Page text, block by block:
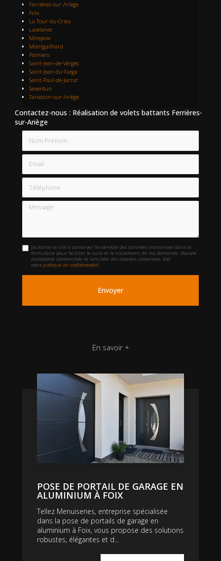
Ferrières-sur-Ariège
Foix
La Tour-du-Crieu
Lavelanet
Mirepoix
Montgailhard
Pamiers
Saint-Jean-de-Verges
Saint-Jean-du-Falga
Saint-Paul-de-Jarrat
Saverdun
Tarascon-sur-Ariège
Contactez-nous : Réalisation de volets battants Ferrières-
sur-Ariège
Email
Téléphone
Message
J'autorise ce site à conserver l'ensemble des données transmises dans ce
formulaire pour faciliter le suivi et le traitement de ma demande.(Aucune
exploitation commerciale ne sera faite des données conservées. Voir
notrepolitique de confidentialité)
En savoir +
POSE DE PORTAIL DE GARAGE EN
ALUMINIUM À FOIX
Tellez Menuiseries, entreprise spécialisée
dans la pose de portails de garage en
aluminium à Foix, vous propose des solutions
robustes, élégantes et d...